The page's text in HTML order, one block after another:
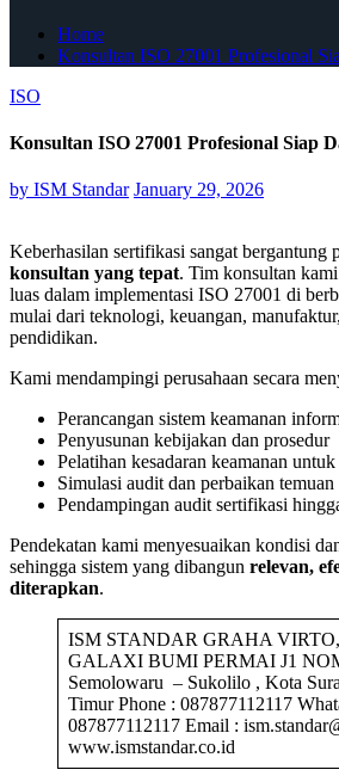
Home
Konsultan ISO 27001 Profesional
ISO
Konsultan ISO 27001 Profesional Siap
by ISM Standar January 29, 2026
Keberhasilan sertifikasi sangat bergantung
konsultan yang tepat. Tim konsultan
luas dalam implementasi ISO 27001 di
mulai dari teknologi, keuangan,
pendidikan.
Kami mendampingi perusahaan secara
Perancangan sistem keamanan
Penyusunan kebijakan dan prosedur
Pelatihan kesadaran keamanan
Simulasi audit dan perbaikan temuan
Pendampingan audit sertifikasi
Pendekatan kami menyesuaikan kondisi
sehingga sistem yang dibangun relevan,
diterapkan.
ISM STANDAR GRAHA
GALAXI BUMI PERMAI J1
Semolowaru – Sukolilo , Kota
Timur Phone : 087877112117
087877112117 Email :
www.ismstandar.co.id